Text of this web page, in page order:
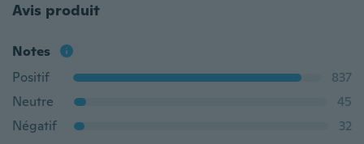
Avis produit
Notes
Positif
837
Neutre
45
Négatif
32